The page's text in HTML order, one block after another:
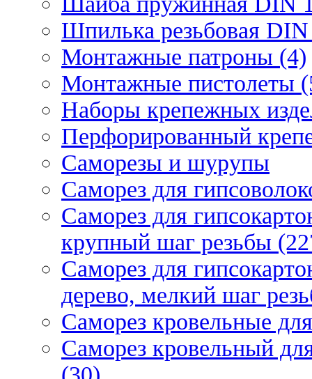
Шпилька резьбовая
Монтажные патроны (4)
Монтажные пистолеты
Наборы крепежных
Перфорированный
Саморезы и шурупы
Саморез для
Саморез для
крупный шаг резьбы
Саморез для
дерево, мелкий шаг
Саморез кровельные
Саморез кровельный